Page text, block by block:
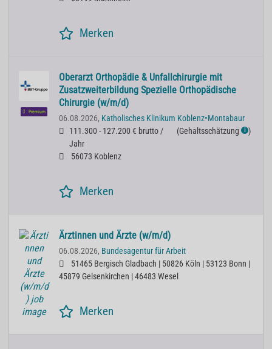
Merken
Premium
Oberarzt Orthopädie & Unfallchirurgie mit
Zusatzweiterbildung Spezielle Orthopädische
Chirurgie (w/m/d)
06.08.2026, Katholisches Klinikum Koblenz•Montabaur
111.300 - 127.200 € brutto /
Jahr
(Gehaltsschätzung ℹ )
56073 Koblenz
Merken
Ärztinnen und Ärzte (w/m/d)
06.08.2026, Bundesagentur für Arbeit
51465 Bergisch Gladbach | 50826 Köln | 53123 Bonn |
45879 Gelsenkirchen | 46483 Wesel
Merken